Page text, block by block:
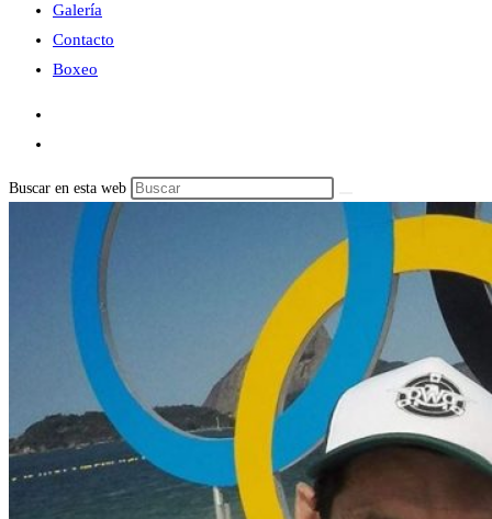
Galería
Contacto
Boxeo
Buscar en esta web